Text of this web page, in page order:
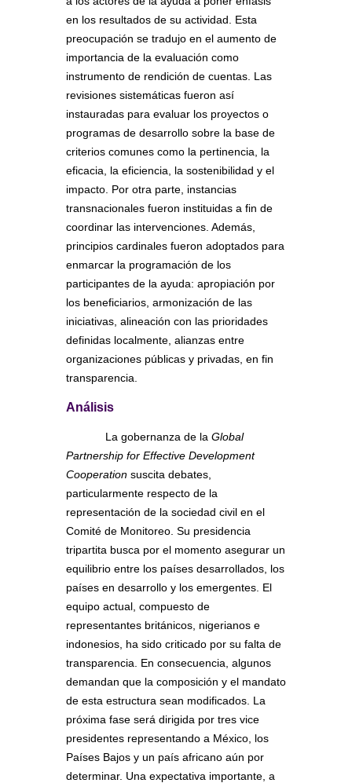
en los resultados de su actividad. Esta
preocupación se tradujo en el aumento de
importancia de la evaluación como
instrumento de rendición de cuentas. Las
revisiones sistemáticas fueron así
instauradas para evaluar los proyectos o
programas de desarrollo sobre la base de
criterios comunes como la pertinencia, la
eficacia, la eficiencia, la sostenibilidad y el
impacto. Por otra parte, instancias
transnacionales fueron instituidas a fin de
coordinar las intervenciones. Además,
principios cardinales fueron adoptados para
enmarcar la programación de los
participantes de la ayuda: apropiación por
los beneficiarios, armonización de las
iniciativas, alineación con las prioridades
definidas localmente, alianzas entre
organizaciones públicas y privadas, en fin
transparencia.
Análisis
La gobernanza de la Global
Partnership for Effective Development
Cooperation suscita debates,
particularmente respecto de la
representación de la sociedad civil en el
Comité de Monitoreo. Su presidencia
tripartita busca por el momento asegurar un
equilibrio entre los países desarrollados, los
países en desarrollo y los emergentes. El
equipo actual, compuesto de
representantes británicos, nigerianos e
indonesios, ha sido criticado por su falta de
transparencia. En consecuencia, algunos
demandan que la composición y el mandato
de esta estructura sean modificados. La
próxima fase será dirigida por tres vice
presidentes representando a México, los
Países Bajos y un país africano aún por
determinar. Una expectativa importante, a